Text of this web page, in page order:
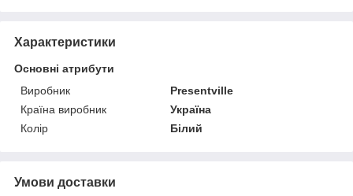
Характеристики
Основні атрибути
Виробник
Presentville
Країна виробник
Україна
Колір
Білий
Умови доставки